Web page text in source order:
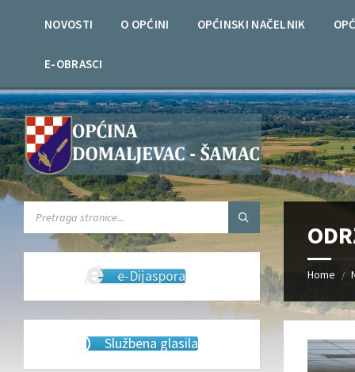
NOVOSTI O OPĆINI OPĆINSKI NAČELNIK
E-OBRASCI
Home /
SEARCH:
e-Dijaspora
Službena glasila